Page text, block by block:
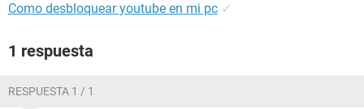
Como desbloquear youtube en mi pc ✓
1 respuesta
RESPUESTA 1 / 1